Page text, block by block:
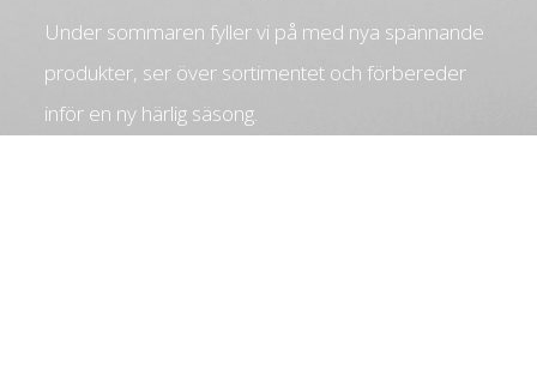
Under sommaren fyller vi på med nya spännande
produkter, ser över sortimentet och förbereder
inför en ny härlig säsong.